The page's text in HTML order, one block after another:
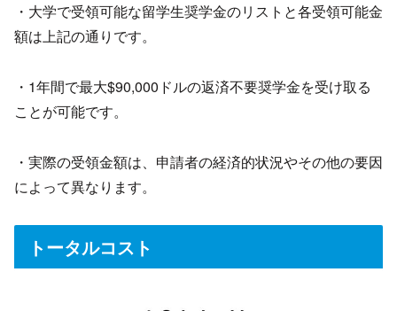
・大学で受領可能な留学生奨学金のリストと各受領可能金
額は上記の通りです。
・1年間で最大$90,000ドルの返済不要奨学金を受け取る
ことが可能です。
・実際の受領金額は、申請者の経済的状況やその他の要因
によって異なります。
トータルコスト